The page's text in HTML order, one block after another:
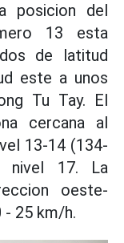
posicion del
13 esta
de latitud
este a unos
Tu Tay. El
cercana al
13-14 (134-
nivel 17. La
oeste-
- 25 km/h.